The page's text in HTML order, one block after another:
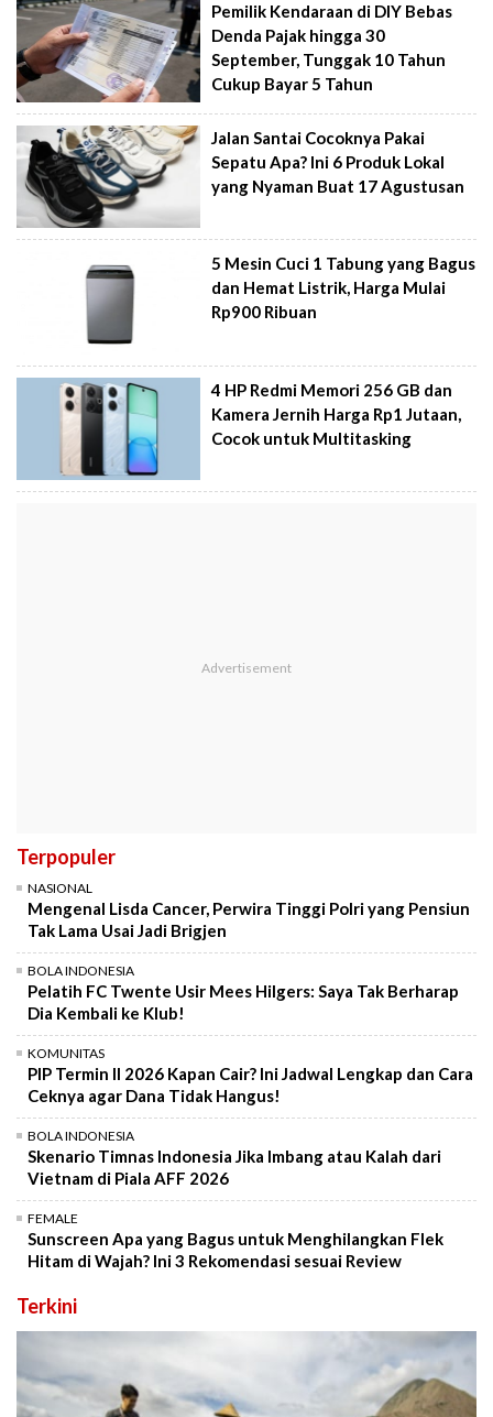
Pemilik Kendaraan di DIY Bebas
Denda Pajak hingga 30
September, Tunggak 10 Tahun
Cukup Bayar 5 Tahun
Jalan Santai Cocoknya Pakai
Sepatu Apa? Ini 6 Produk Lokal
yang Nyaman Buat 17 Agustusan
5 Mesin Cuci 1 Tabung yang Bagus
dan Hemat Listrik, Harga Mulai
Rp900 Ribuan
4 HP Redmi Memori 256 GB dan
Kamera Jernih Harga Rp1 Jutaan,
Cocok untuk Multitasking
Terpopuler
NASIONAL
Mengenal Lisda Cancer, Perwira Tinggi Polri yang Pensiun
Tak Lama Usai Jadi Brigjen
BOLA INDONESIA
Pelatih FC Twente Usir Mees Hilgers: Saya Tak Berharap
Dia Kembali ke Klub!
KOMUNITAS
PIP Termin II 2026 Kapan Cair? Ini Jadwal Lengkap dan Cara
Ceknya agar Dana Tidak Hangus!
BOLA INDONESIA
Skenario Timnas Indonesia Jika Imbang atau Kalah dari
Vietnam di Piala AFF 2026
FEMALE
Sunscreen Apa yang Bagus untuk Menghilangkan Flek
Hitam di Wajah? Ini 3 Rekomendasi sesuai Review
Terkini